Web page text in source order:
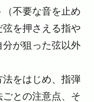
不要な音を止め
を押さえる指や
が狙った弦以外
をはじめ、指弾
との注意点、そ